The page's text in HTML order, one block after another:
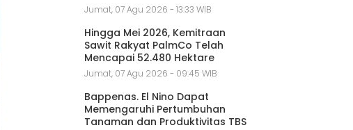
Jumat, 07 Agu 2026 - 13:33 WIB
Hingga Mei 2026, Kemitraan
Sawit Rakyat PalmCo Telah
Mencapai 52.480 Hektare
Jumat, 07 Agu 2026 - 09:45 WIB
Bappenas. El Nino Dapat
Memengaruhi Pertumbuhan
Tanaman dan Produktivitas TBS